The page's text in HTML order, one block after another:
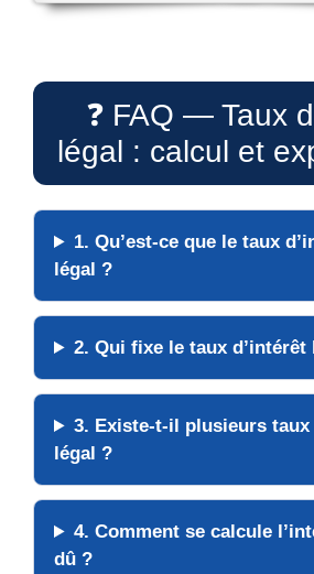
❓ FAQ — Taux
légal : calcul et
1. Qu’est-ce que le taux
légal ?
2. Qui fixe le taux d’intérêt
3. Existe-t-il plusieurs taux
légal ?
4. Comment se calcule
dû ?